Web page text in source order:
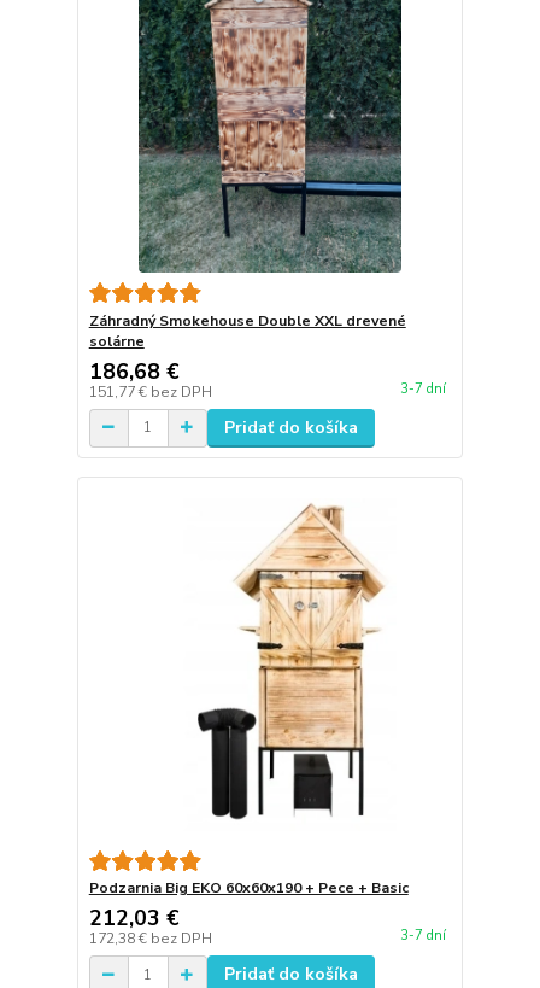
Záhradný Smokehouse Double XXL drevené
solárne
186,68 €
151,77 € bez DPH 3-7 dní
Pridať do košíka
Podzarnia Big EKO 60x60x190 + Pece + Basic
212,03 €
172,38 € bez DPH 3-7 dní
Pridať do košíka